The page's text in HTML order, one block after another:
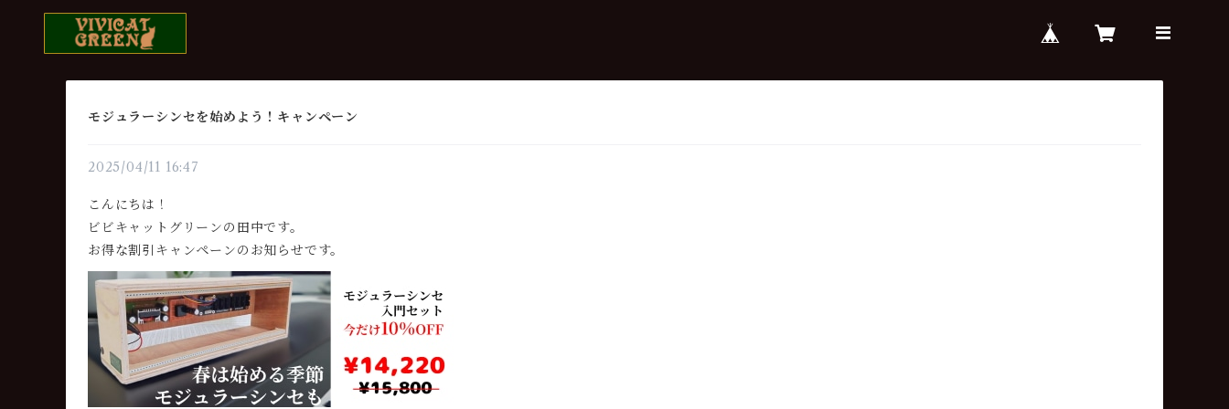
モジュラーシンセを始めよう！キャンペーン
2025/04/11 16:47
こんにちは！
ビビキャットグリーンの田中です。
お得な割引キャンペーンのお知らせです。